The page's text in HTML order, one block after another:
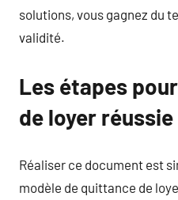
solutions, vous gagnez du
validité.
Les étapes
de loyer réussie
Réaliser ce document est
modèle de quittance de